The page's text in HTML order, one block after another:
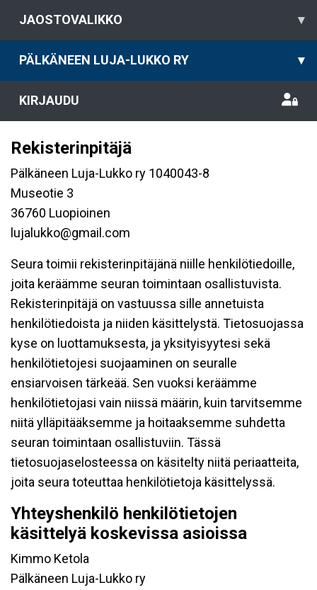
JAOSTOVALIKKO ▾
PÄLKÄNEEN LUJA-LUKKO RY ▾
KIRJAUDU
Rekisterinpitäjä
Pälkäneen Luja-Lukko ry 1040043-8
Museotie 3
36760 Luopioinen
lujalukko@gmail.com
Seura toimii rekisterinpitäjänä niille henkilötiedoille,
joita keräämme seuran toimintaan osallistuvista.
Rekisterinpitäjä on vastuussa sille annetuista
henkilötiedoista ja niiden käsittelystä. Tietosuojassa
kyse on luottamuksesta, ja yksityisyytesi sekä
henkilötietojesi suojaaminen on seuralle
ensiarvoisen tärkeää. Sen vuoksi keräämme
henkilötietojasi vain niissä määrin, kuin tarvitsemme
niitä ylläpitääksemme ja hoitaaksemme suhdetta
seuran toimintaan osallistuviin. Tässä
tietosuojaselosteessa on käsitelty niitä periaatteita,
joita seura toteuttaa henkilötietoja käsittelyssä.
Yhteyshenkilö henkilötietojen
käsittelyä koskevissa asioissa
Kimmo Ketola
Pälkäneen Luja-Lukko ry